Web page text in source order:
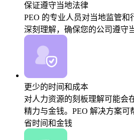
保证遵守当地法律
PEO 的专业人员对当地监管和
深刻理解，确保您的公司遵守
更少的时间和成本
对人力资源的刻板理解可能会
精力与金钱。PEO 解决方案
省时间和金钱